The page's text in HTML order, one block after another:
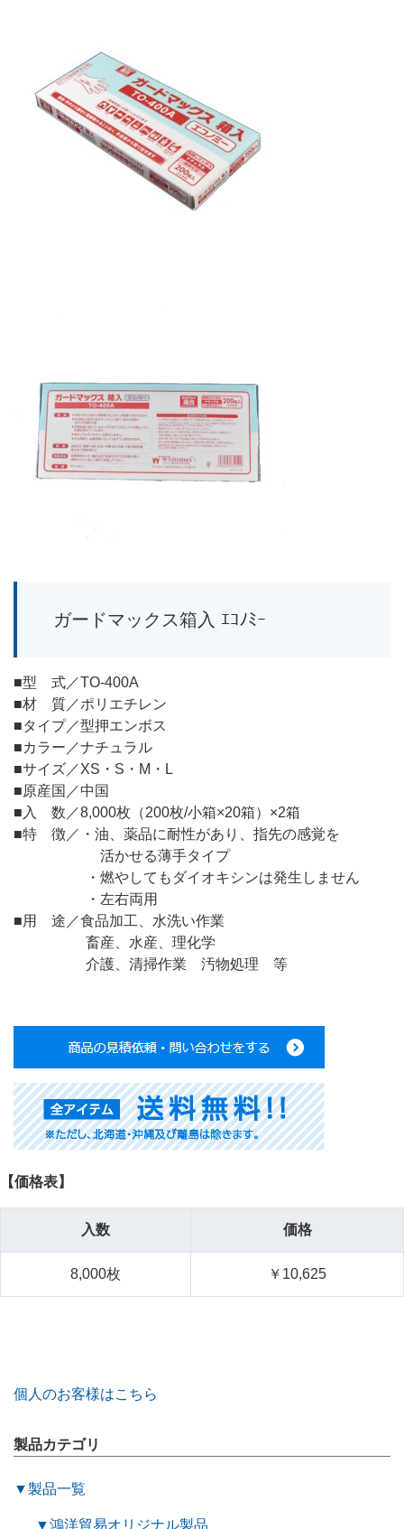
ガードマックス箱入 ｴｺﾉﾐｰ
■型 式／TO-400A
■材 質／ポリエチレン
■タイプ／型押エンボス
■カラー／ナチュラル
■サイズ／XS・S・M・L
■原産国／中国
■入 数／8,000枚（200枚/小箱×20箱）×2箱
■特 徴／・油、薬品に耐性があり、指先の感覚を
活かせる薄手タイプ
・燃やしてもダイオキシンは発生しません
・左右両用
■用 途／食品加工、水洗い作業
畜産、水産、理化学
介護、清掃作業 汚物処理 等
【価格表】
入数 価格
8,000枚 ￥10,625
個人のお客様はこちら
製品カテゴリ
▼製品一覧
▼鴻洋貿易オリジナル製品